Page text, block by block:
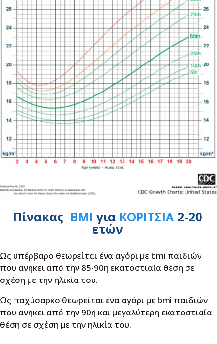
Πίνακας BMI για ΚΟΡΙΤΣΙΑ 2-20
ετών
Ως υπέρβαρο θεωρείται ένα αγόρι με bmi παιδιών
που ανήκει από την 85-90η εκατοστιαία θέση σε
σχέση με την ηλικία του.
Ως παχύσαρκο θεωρείται ένα αγόρι με bmi παιδιών
που ανήκει από την 90η και μεγαλύτερη εκατοστιαία
θέση σε σχέση με την ηλικία του.